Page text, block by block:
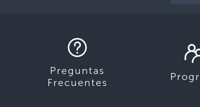
Preguntas
Frecuentes